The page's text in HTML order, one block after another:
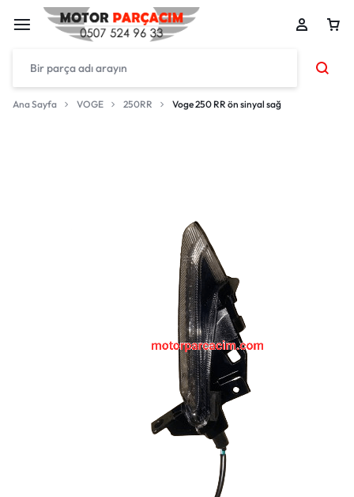
Ana Sayfa VOGE 250RR Voge 250 RR ön sinyal sağ